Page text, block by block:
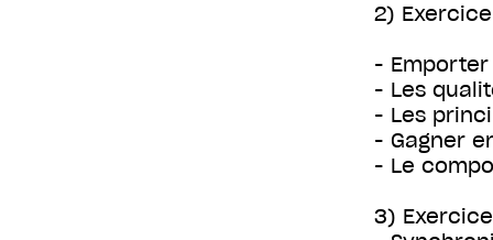
2)
-
- Les
- Les
- Gagner
- Le
3)